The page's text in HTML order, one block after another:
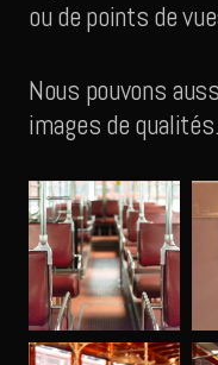
ou de points de
Nous pouvons
images de qualités.